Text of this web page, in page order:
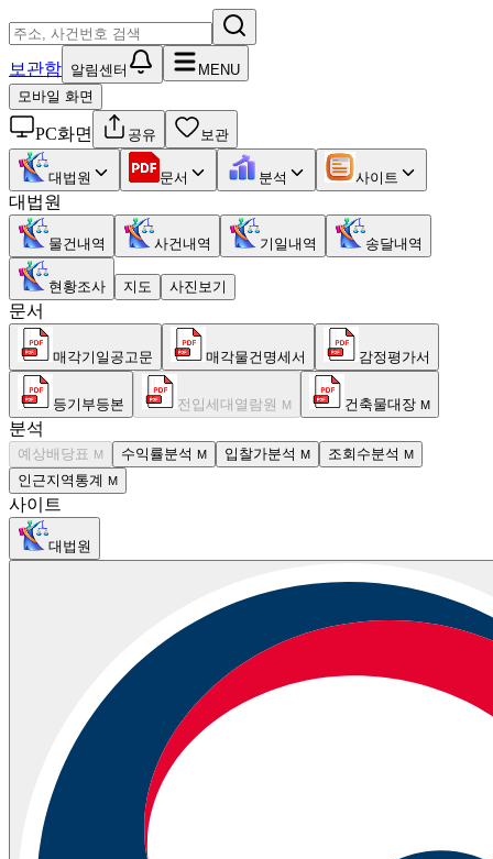
보관함 알림센터
MENU
모바일 화면
PC화면 공유 보관
대법원 문서 분석 사이트
대법원
물건내역 사건내역 기일내역 송달내역
현황조사 지도 사진보기
문서
매각기일공고문 매각물건명세서 감정평가서
등기부등본 전입세대열람원 M 건축물대장 M
분석
예상배당표 M 수익률분석 M 입찰가분석 M 조회수분석 M
인근지역통계 M
사이트
대법원